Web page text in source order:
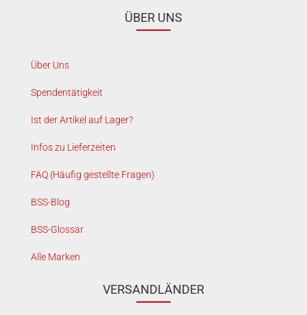
ÜBER UNS
Über Uns
Spendentätigkeit
Ist der Artikel auf Lager?
Infos zu Lieferzeiten
FAQ (Häufig gestellte Fragen)
BSS-Blog
BSS-Glossar
Alle Marken
VERSANDLÄNDER